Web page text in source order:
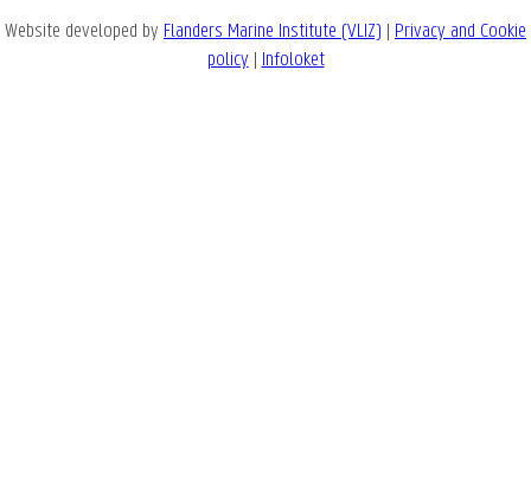
Website developed by Flanders Marine Institute (VLIZ) | Privacy and Cookie
policy | Infoloket